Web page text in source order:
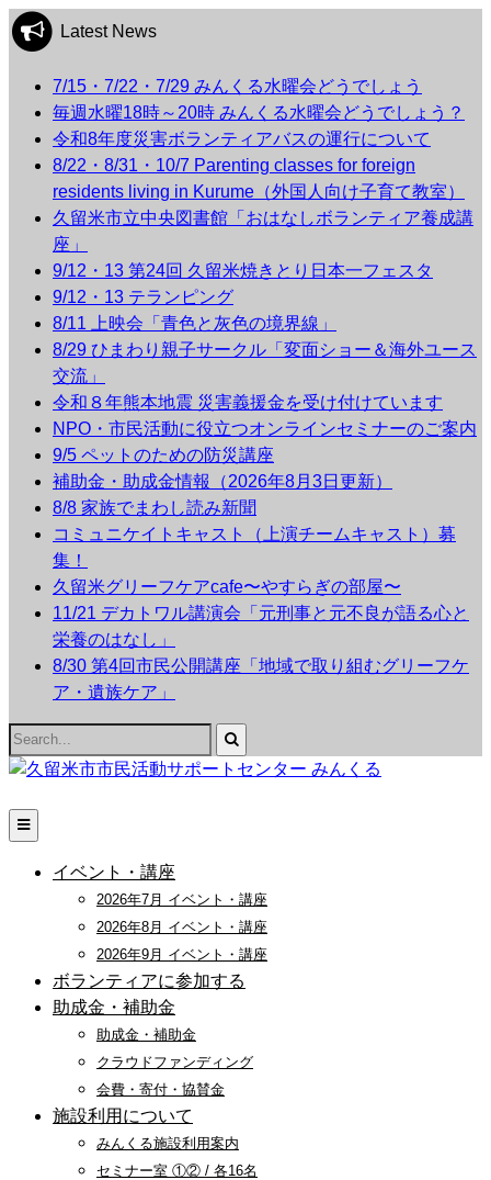
Latest News
7/15・7/22・7/29 みんくる水曜会どうでしょう
毎週水曜18時～20時 みんくる水曜会どうでしょう？
令和8年度災害ボランティアバスの運行について
8/22・8/31・10/7 Parenting classes for foreign
residents living in Kurume（外国人向け子育て教室）
久留米市立中央図書館「おはなしボランティア養成講
座」
9/12・13 第24回 久留米焼きとり日本一フェスタ
9/12・13 テランピング
8/11 上映会「青色と灰色の境界線」
8/29 ひまわり親子サークル「変面ショー＆海外ユース
交流」
令和８年熊本地震 災害義援金を受け付けています
NPO・市民活動に役立つオンラインセミナーのご案内
9/5 ペットのための防災講座
補助金・助成金情報（2026年8月3日更新）
8/8 家族でまわし読み新聞
コミュニケイトキャスト（上演チームキャスト）募
集！
久留米グリーフケアcafe〜やすらぎの部屋〜
11/21 デカトワル講演会「元刑事と元不良が語る心と
栄養のはなし」
8/30 第4回市民公開講座「地域で取り組むグリーフケ
ア・遺族ケア」
Search
for:
イベント・講座
2026年7月 イベント・講座
2026年8月 イベント・講座
2026年9月 イベント・講座
ボランティアに参加する
助成金・補助金
助成金・補助金
クラウドファンディング
会費・寄付・協賛金
施設利用について
みんくる施設利用案内
セミナー室 ①② / 各16名